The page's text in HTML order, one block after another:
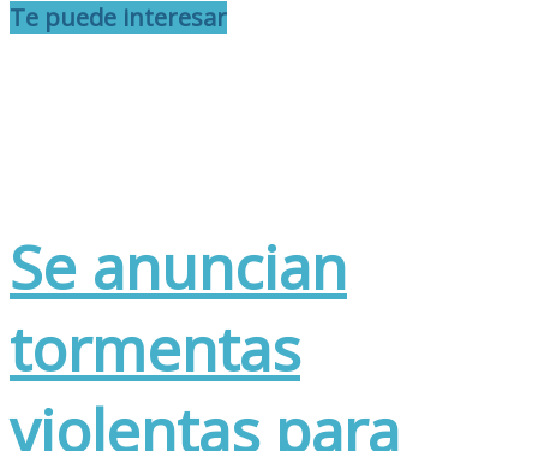
Te puede interesar
Se anuncian
tormentas
violentas para